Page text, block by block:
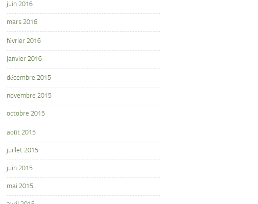
juin 2016
mars 2016
février 2016
janvier 2016
décembre 2015
novembre 2015
octobre 2015
août 2015
juillet 2015
juin 2015
mai 2015